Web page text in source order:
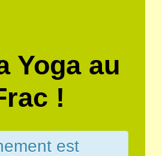
Yoga au
!
est